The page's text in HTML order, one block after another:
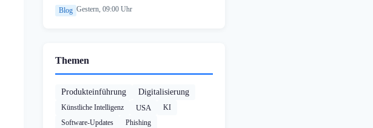
Blog Gestern, 09:00 Uhr
Themen
Produkteinführung Digitalisierung
Künstliche Intelligenz USA
KI
Software-Updates
Phishing